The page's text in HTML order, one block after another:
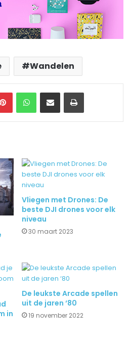
Wandelen
PinterestWhatsApp
Delen via Email Printen
Vliegen met Drones: De
beste DJI drones voor elk
niveau
30 maart 2023
in
De leukste Arcade spellen
uit de jaren ‘80
19 november 2022